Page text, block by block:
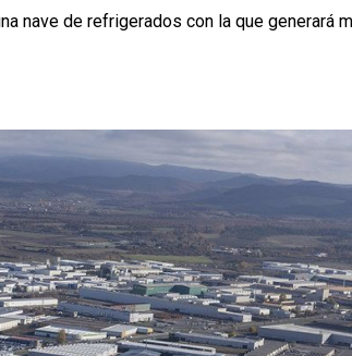
nave de refrigerados con la que generará